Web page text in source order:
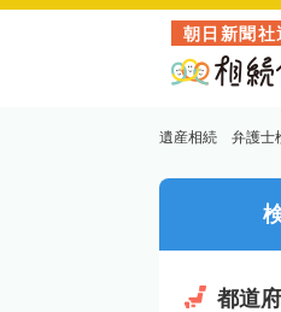
朝日新聞社
遺産相続 弁護士
都道